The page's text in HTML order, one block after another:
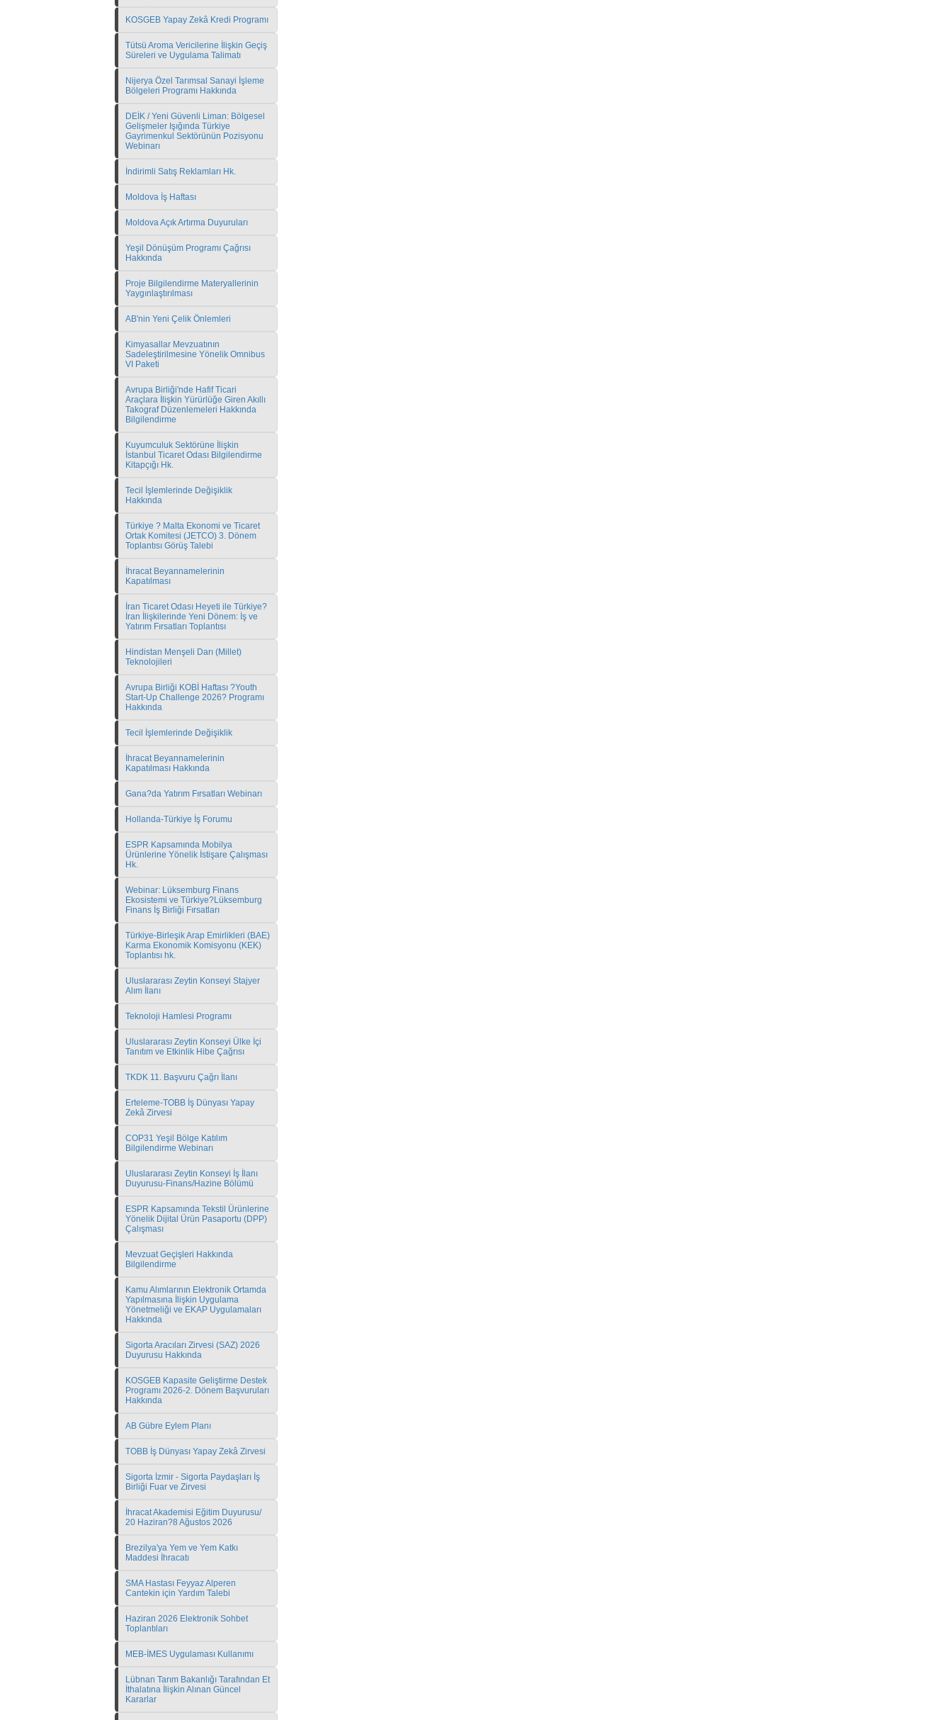
KOSGEB Yapay Zekâ Kredi Programı
Tütsü Aroma Vericilerine İlişkin Geçiş
Süreleri ve Uygulama Talimatı
Nijerya Özel Tarımsal Sanayi İşleme
Bölgeleri Programı Hakkında
DEİK / Yeni Güvenli Liman: Bölgesel
Gelişmeler Işığında Türkiye
Gayrimenkul Sektörünün Pozisyonu
Webinarı
İndirimli Satış Reklamları Hk.
Moldova İş Haftası
Moldova Açık Artırma Duyuruları
Yeşil Dönüşüm Programı Çağrısı
Hakkında
Proje Bilgilendirme Materyallerinin
Yaygınlaştırılması
AB'nin Yeni Çelik Önlemleri
Kimyasallar Mevzuatının
Sadeleştirilmesine Yönelik Omnibus
VI Paketi
Avrupa Birliği'nde Hafif Ticari
Araçlara İlişkin Yürürlüğe Giren Akıllı
Takograf Düzenlemeleri Hakkında
Bilgilendirme
Kuyumculuk Sektörüne İlişkin
İstanbul Ticaret Odası Bilgilendirme
Kitapçığı Hk.
Tecil İşlemlerinde Değişiklik
Hakkında
Türkiye ? Malta Ekonomi ve Ticaret
Ortak Komitesi (JETCO) 3. Dönem
Toplantısı Görüş Talebi
İhracat Beyannamelerinin
Kapatılması
İran Ticaret Odası Heyeti ile Türkiye?
İran İlişkilerinde Yeni Dönem: İş ve
Yatırım Fırsatları Toplantısı
Hindistan Menşeli Darı (Millet)
Teknolojileri
Avrupa Birliği KOBİ Haftası ?Youth
Start-Up Challenge 2026? Programı
Hakkında
Tecil İşlemlerinde Değişiklik
İhracat Beyannamelerinin
Kapatılması Hakkında
Gana?da Yatırım Fırsatları Webinarı
Hollanda-Türkiye İş Forumu
ESPR Kapsamında Mobilya
Ürünlerine Yönelik İstişare Çalışması
Hk.
Webinar: Lüksemburg Finans
Ekosistemi ve Türkiye?Lüksemburg
Finans İş Birliği Fırsatları
Türkiye-Birleşik Arap Emirlikleri (BAE)
Karma Ekonomik Komisyonu (KEK)
Toplantısı hk.
Uluslararası Zeytin Konseyi Stajyer
Alım İlanı
Teknoloji Hamlesi Programı
Uluslararası Zeytin Konseyi Ülke İçi
Tanıtım ve Etkinlik Hibe Çağrısı
TKDK 11. Başvuru Çağrı İlanı
Erteleme-TOBB İş Dünyası Yapay
Zekâ Zirvesi
COP31 Yeşil Bölge Katılım
Bilgilendirme Webinarı
Uluslararası Zeytin Konseyi İş İlanı
Duyurusu-Finans/Hazine Bölümü
ESPR Kapsamında Tekstil Ürünlerine
Yönelik Dijital Ürün Pasaportu (DPP)
Çalışması
Mevzuat Geçişleri Hakkında
Bilgilendirme
Kamu Alımlarının Elektronik Ortamda
Yapılmasına İlişkin Uygulama
Yönetmeliği ve EKAP Uygulamaları
Hakkında
Sigorta Aracıları Zirvesi (SAZ) 2026
Duyurusu Hakkında
KOSGEB Kapasite Geliştirme Destek
Programı 2026-2. Dönem Başvuruları
Hakkında
AB Gübre Eylem Planı
TOBB İş Dünyası Yapay Zekâ Zirvesi
Sigorta İzmir - Sigorta Paydaşları İş
Birliği Fuar ve Zirvesi
İhracat Akademisi Eğitim Duyurusu/
20 Haziran?8 Ağustos 2026
Brezilya'ya Yem ve Yem Katkı
Maddesi İhracatı
SMA Hastası Feyyaz Alperen
Cantekin için Yardım Talebi
Haziran 2026 Elektronik Sohbet
Toplantıları
MEB-İMES Uygulaması Kullanımı
Lübnan Tarım Bakanlığı Tarafından Et
İthalatına İlişkin Alınan Güncel
Kararlar